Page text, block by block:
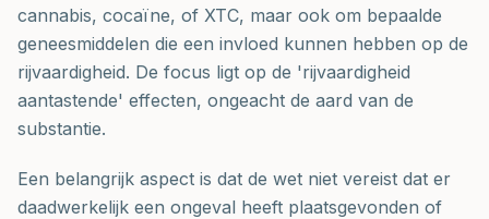
cannabis, cocaïne, of XTC, maar ook om bepaalde
geneesmiddelen die een invloed kunnen hebben op de
rijvaardigheid. De focus ligt op de 'rijvaardigheid
aantastende' effecten, ongeacht de aard van de
substantie.
Een belangrijk aspect is dat de wet niet vereist dat er
daadwerkelijk een ongeval heeft plaatsgevonden of